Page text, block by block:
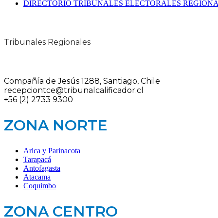
DIRECTORIO TRIBUNALES ELECTORALES
Tribunales Regionales
Compañía de Jesús 1288, Santiago, Chile
recepciontce@tribunalcalificador.cl
+56 (2) 2733 9300
ZONA NORTE
Arica y Parinacota
Tarapacá
Antofagasta
Atacama
Coquimbo
ZONA CENTRO